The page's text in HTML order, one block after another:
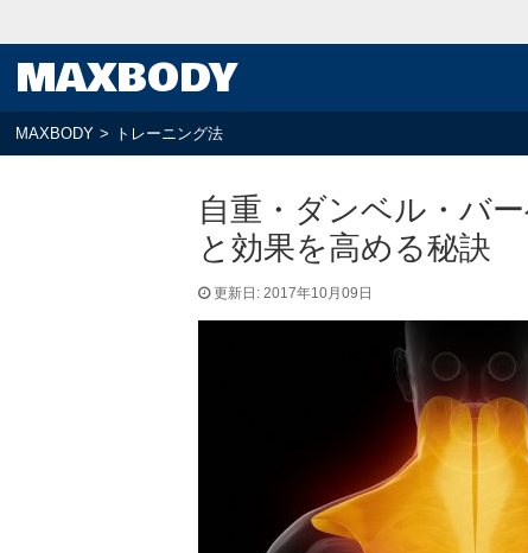
MAXBODY
MAXBODY > トレーニング法
自重・ダンベル・バ
と効果を高める秘訣
更新日: 2017年10月09日